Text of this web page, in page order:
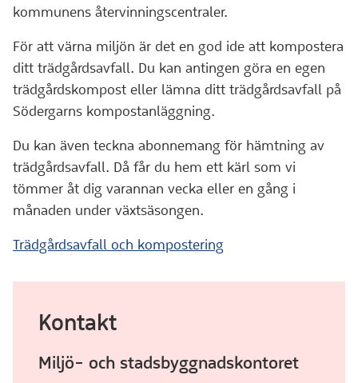
kommunens återvinningscentraler.
För att värna miljön är det en god ide att kompostera
ditt trädgårdsavfall. Du kan antingen göra en egen
trädgårdskompost eller lämna ditt trädgårdsavfall på
Södergarns kompostanläggning.
Du kan även teckna abonnemang för hämtning av
trädgårdsavfall. Då får du hem ett kärl som vi
tömmer åt dig varannan vecka eller en gång i
månaden under växtsäsongen.
Trädgårdsavfall och kompostering
Kontakt
Miljö- och stadsbyggnadskontoret